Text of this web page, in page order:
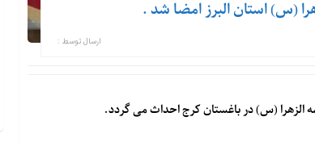
ارسال توسط :